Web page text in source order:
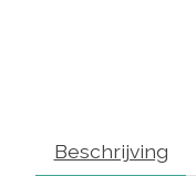
Beschrijving